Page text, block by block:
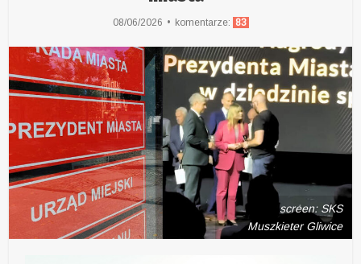
08/06/2026 komentarze: 83
screen: SKS
Muszkieter Gliwice